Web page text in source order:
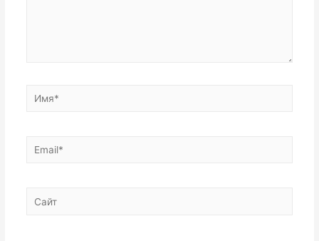
Имя*
Email*
Сайт